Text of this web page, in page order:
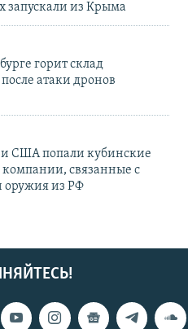
запускали из Крыма
горит склад
атаки дронов
США попали кубинские
связанные с
оружия из РФ